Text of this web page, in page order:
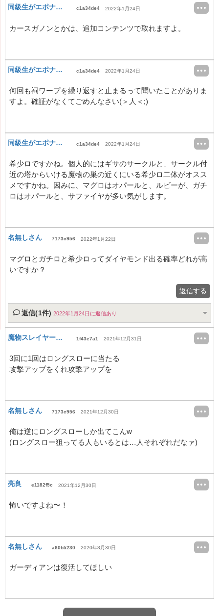
同級生がエポナを知らない c1a34de4 2022年1月24日
カースガノンとかは、追加コンテンツで取れますよ。
同級生がエポナを知らない c1a34de4 2022年1月24日
何回も祠ワープを繰り返すと止まるって聞いたことがありま
すよ。確証がなくてごめんなさい(＞人＜;)
同級生がエポナを知らない c1a34de4 2022年1月24日
希少ロですかね。個人的にはギサのサークルと、サークル付
近の塔からいける魔物の巣の近くにいる希少ロ二体がオスス
メですかね。因みに、マグロはオパールと、ルビーが、ガチ
ロはオパールと、サファイヤが多い気がします。
名無しさん 7173c956 2022年1月22日
マグロとガチロと希少ロってダイヤモンド出る確率どれが高
いですか？
返信する
返信(1件) 2022年1月24日に返信あり
魔物スレイヤー見習い 1f43e7a1 2021年12月31日
3回に1回はロングスローに当たる
攻撃アップをくれ攻撃アップを
名無しさん 7173c956 2021年12月30日
俺は逆にロングスローしか出てこんw
(ロングスロー狙ってる人もいるとは…人それぞれだなァ)
亮良 e1182f5c 2021年12月30日
怖いですよね〜！
名無しさん a60b5230 2020年8月30日
ガーディアンは復活してほしい